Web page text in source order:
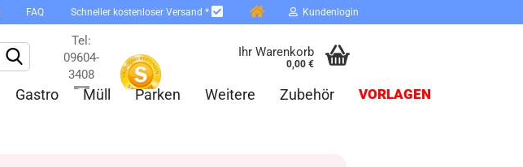
FAQ Schneller kostenloser Versand * Kundenlogin
Tel:
09604-
3408
Ihr Warenkorb
0,00 €
Gastro Müll Parken Weitere Zubehör VORLAGEN